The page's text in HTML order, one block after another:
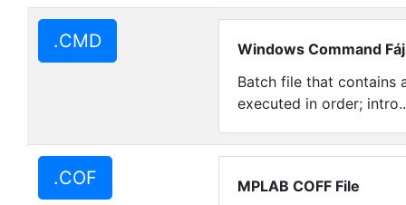
.CMD
Windows Command
Batch file that contains
executed in order;
.COF MPLAB COFF File